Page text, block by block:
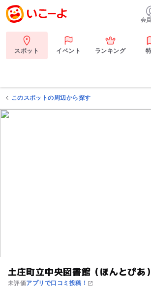
会
スポット イベント ランキング
このスポットの周辺から探す
土庄町立中央図書館（ほんとぴあ）
未評価アプリで口コミ投稿！